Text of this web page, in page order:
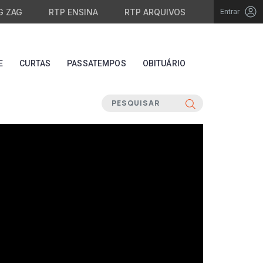
ZAG RTP ENSINA RTP ARQUIVOS Entrar
CURTAS PASSATEMPOS OBITUÁRIO